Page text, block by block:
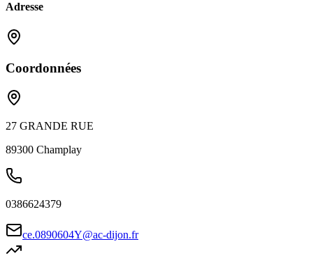
Adresse
Coordonnées
27 GRANDE RUE
89300 Champlay
0386624379
ce.0890604Y@ac-dijon.fr